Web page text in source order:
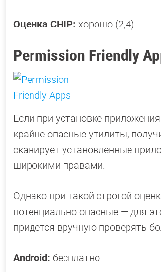
Оценка CHIP: хорошо (2,4)
Permission Friendly
Если при установке
крайне опасные утилиты,
сканирует установленные
широкими правами.
Однако при такой строгой
потенциально опасные — для
придется вручную проверять
Android: бесплатно